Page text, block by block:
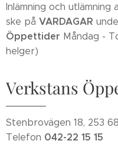
Inlämning och utlämning
ske på VARDAGAR
Öppettider Måndag -
helger)
Verkstans
Stenbrovägen 18, 253
Telefon 042-22 15 15